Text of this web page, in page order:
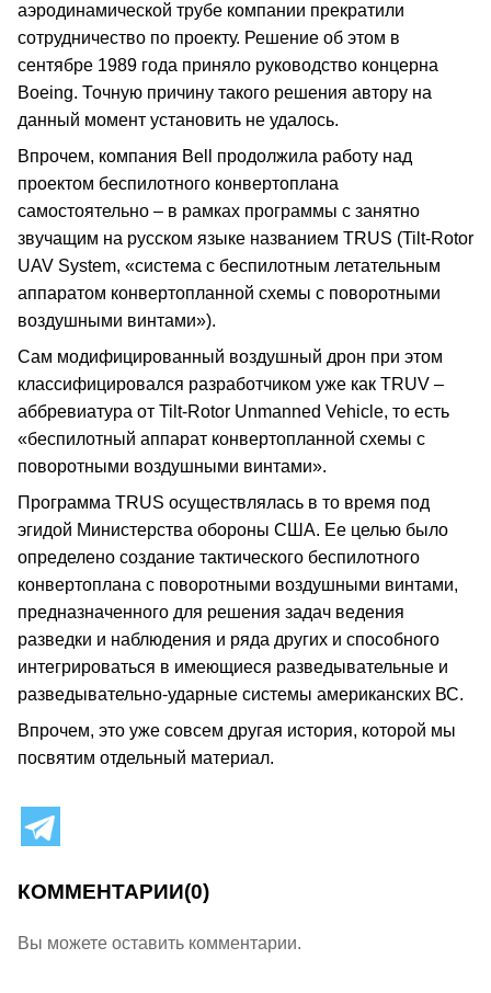
аэродинамической трубе компании прекратили
сотрудничество по проекту. Решение об этом в
сентябре 1989 года приняло руководство концерна
Boeing. Точную причину такого решения автору на
данный момент установить не удалось.
Впрочем, компания Bell продолжила работу над
проектом беспилотного конвертоплана
самостоятельно – в рамках программы с занятно
звучащим на русском языке названием TRUS (Tilt-Rotor
UAV System, «система с беспилотным летательным
аппаратом конвертопланной схемы с поворотными
воздушными винтами»).
Сам модифицированный воздушный дрон при этом
классифицировался разработчиком уже как TRUV –
аббревиатура от Tilt-Rotor Unmanned Vehicle, то есть
«беспилотный аппарат конвертопланной схемы с
поворотными воздушными винтами».
Программа TRUS осуществлялась в то время под
эгидой Министерства обороны США. Ее целью было
определено создание тактического беспилотного
конвертоплана с поворотными воздушными винтами,
предназначенного для решения задач ведения
разведки и наблюдения и ряда других и способного
интегрироваться в имеющиеся разведывательные и
разведывательно-ударные системы американских ВС.
Впрочем, это уже совсем другая история, которой мы
посвятим отдельный материал.
КОММЕНТАРИИ(0)
Вы можете оставить комментарии.